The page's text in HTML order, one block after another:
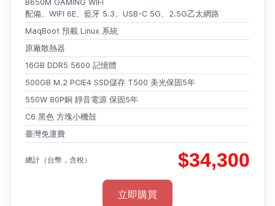
B650M GAMING WIFI
配備、WIFI 6E、藍牙 5.3、USB-C 5G、2.5G乙太網路
MaqBoot 預載 Linux 系統
原廠散熱器
16GB DDR5 5600 記憶體
500GB M.2 PCIE4 SSD儲存 T500 美光保固5年
550W 80P銅 靜音電源 保固5年
C6 黑色 方塊小機殼
臺灣免運費
總計（台幣，含稅） $34,300
立即購買